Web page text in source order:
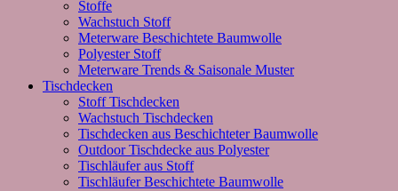
Stoffe
Wachstuch Stoff
Meterware Beschichtete Baumwolle
Polyester Stoff
Meterware Trends & Saisonale Muster
Tischdecken
Stoff Tischdecken
Wachstuch Tischdecken
Tischdecken aus Beschichteter Baumwolle
Outdoor Tischdecke aus Polyester
Tischläufer aus Stoff
Tischläufer Beschichtete Baumwolle